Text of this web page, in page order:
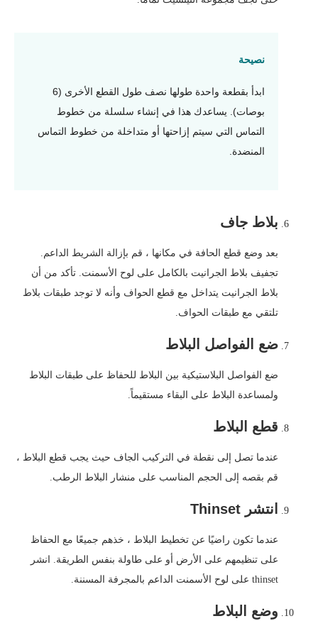
نصيحة
ابدأ بقطعة واحدة طولها نصف طول القطع الأخرى (6
بوصات). يساعدك هذا في إنشاء سلسلة من خطوط
التماس التي سيتم إزاحتها أو متداخلة من خطوط التماس
المنضدة.
بلاط جاف
بعد وضع قطع الحافة في مكانها ، قم بإزالة الشريط الداعم.
تجفيف بلاط الجرانيت بالكامل على لوح الأسمنت. تأكد من أن
بلاط الجرانيت يتداخل مع قطع الحواف وأنه لا توجد طبقات بلاط
تلتقي مع طبقات الحواف.
ضع الفواصل البلاط
ضع الفواصل البلاستيكية بين البلاط للحفاظ على طبقات البلاط
ولمساعدة البلاط على البقاء مستقيماً.
قطع البلاط
عندما تصل إلى نقطة في التركيب الجاف حيث يجب قطع البلاط ،
قم بقصه إلى الحجم المناسب على منشار البلاط الرطب.
انتشر Thinset
عندما تكون راضيًا عن تخطيط البلاط ، خذهم جميعًا مع الحفاظ
على تنظيمهم على الأرض أو على طاولة بنفس الطريقة. انشر
thinset على لوح الأسمنت الداعم بالمجرفة المسننة.
وضع البلاط